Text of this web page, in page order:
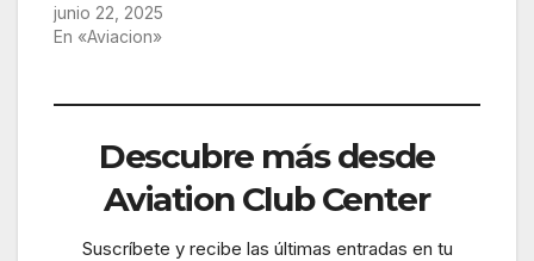
junio 22, 2025
En «Aviacion»
Descubre más desde
Aviation Club Center
Suscríbete y recibe las últimas entradas en tu